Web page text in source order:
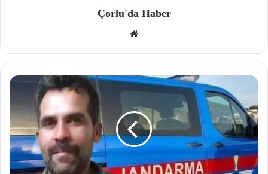
Çorlu'da Haber
site
si